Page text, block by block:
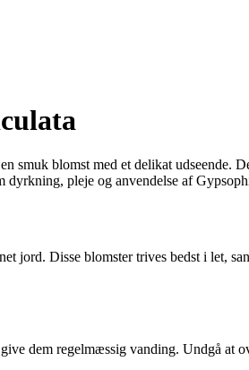
smuk blomst med et delikat udseende.
pleje og anvendelse af
jord. Disse blomster trives bedst i let,
dem regelmæssig vanding. Undgå at